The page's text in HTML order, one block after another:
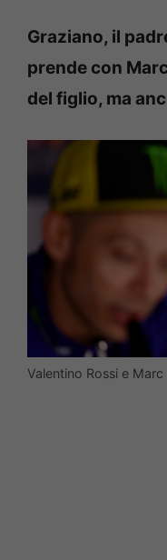
Graziano, il
prende con
del figlio, ma
Valentino Rossi e